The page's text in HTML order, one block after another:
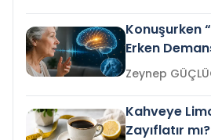
Konuşurken
Erken
mi?
Zeynep
Kahveye
Zayıflatır mı?